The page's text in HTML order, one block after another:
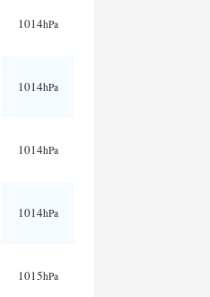
1014hPa
1014hPa
1014hPa
1014hPa
1015hPa